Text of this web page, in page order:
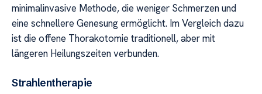
minimalinvasive Methode, die weniger Schmerzen und
eine schnellere Genesung ermöglicht. Im Vergleich dazu
ist die offene Thorakotomie traditionell, aber mit
längeren Heilungszeiten verbunden.
Strahlentherapie